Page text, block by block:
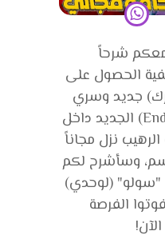
شرحاً
الحصول على
جديد وسري
في طور اندغيم (Endgame) الجديد داخل
نزل مجاناً
وسأشرح لكم
"سولو" (لوحدي)
الفرصة